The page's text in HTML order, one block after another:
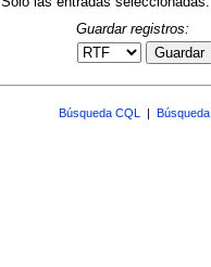
Guardar registros:
Guardar
Búsqueda CQL